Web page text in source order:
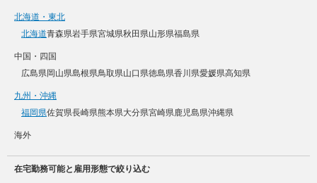
北海道・東北
北海道青森県岩手県宮城県秋田県山形県福島県
中国・四国
広島県岡山県島根県鳥取県山口県徳島県香川県愛媛県高知県
九州・沖縄
福岡県佐賀県長崎県熊本県大分県宮崎県鹿児島県沖縄県
海外
在宅勤務可能と雇用形態で絞り込む